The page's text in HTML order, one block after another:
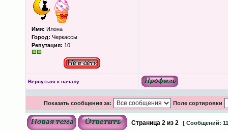
Имя: Илона
Город: Черкассы
Репутация: 10
Вернуться к началу
Показать сообщения за: Поле сортировки
Страница 2из 2 [ Сообщений: